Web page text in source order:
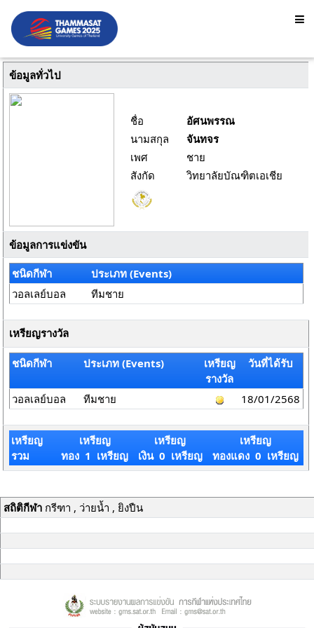
ข้อมูลทั่วไป
ชื่อ
อัศนพรรณ
นามสกุล
จันทจร
เพศ
ชาย
สังกัด
วิทยาลัยบัณฑิตเอเชีย
ข้อมูลการแข่งขัน
ชนิดกีฬา
ประเภท (Events)
วอลเลย์บอล
ทีมชาย
เหรียญรางวัล
ชนิดกีฬา ประเภท (Events)
เหรียญ
รางวัล
วันที่ได้รับ
วอลเลย์บอล ทีมชาย 18/01/2568
เหรียญ
รวม
เหรียญ
ทอง 1 เหรียญ
เหรียญ
เงิน 0 เหรียญ
เหรียญ
ทองแดง 0 เหรียญ
สถิติกีฬากรีฑา , ว่ายน้ำ , ยิงปืน